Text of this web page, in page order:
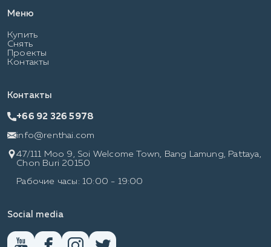
Меню
Купить
Снять
Проекты
Контакты
Контакты
+66 92 326 5978
info@renthai.com
47/111 Moo 9, Soi Welcome Town, Bang Lamung, Pattaya,
Chon Buri 20150
Рабочие часы: 10:00 - 19:00
Social media